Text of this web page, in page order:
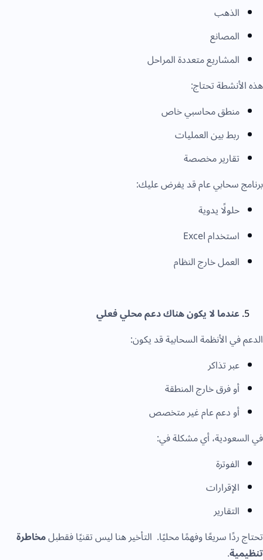
الذهب
المصانع
المشاريع متعددة المراحل
الأنشطة تحتاج:
منطق محاسبي خاص
ربط بين العمليات
تقارير مخصصة
سحابي عام قد يفرض عليك:
حلولًا يدوية
استخدام Excel
العمل خارج النظام
عندما لا يكون هناك دعم محلي فعلي
في الأنظمة السحابية قد يكون:
عبر تذاكر
أو فرق خارج المنطقة
أو دعم عام غير متخصص
السعودية، أي مشكلة في:
الفوترة
الإقرارات
التقارير
ردًا سريعًا وفهمًا محليًا. التأخير هنا ليس تقنيًا فقطبلمخاطرة
.